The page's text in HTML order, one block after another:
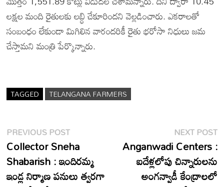
లక్షల మంది రైతులకు లబ్ధి చేకూరిందని వెల్లడించారు. ఎకరాలతో
సంబంధం లేకుండా మిగిలిన వారందరికీ రైతు భరోసా నిధులు జమ
చేస్తామని మంత్రి పేర్కొన్నారు.
TAGGED TELANGANA FARMERS
Post
navigation
PREVIOUS POSTPrevious
post:
Collector Sneha
Shabarish : ఇందిరమ్మ
ఇండ్ల నిర్మాణ పనులు త్వరగా
NEXT POST
Anganwadi Centers :
ఐదేళ్లలోపు చిన్నారులను
అంగన్వాడీ కేంద్రాలలో